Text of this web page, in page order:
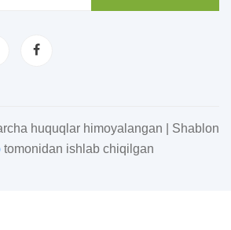
huquqlar himoyalangan | Shablon
tomonidan ishlab chiqilgan